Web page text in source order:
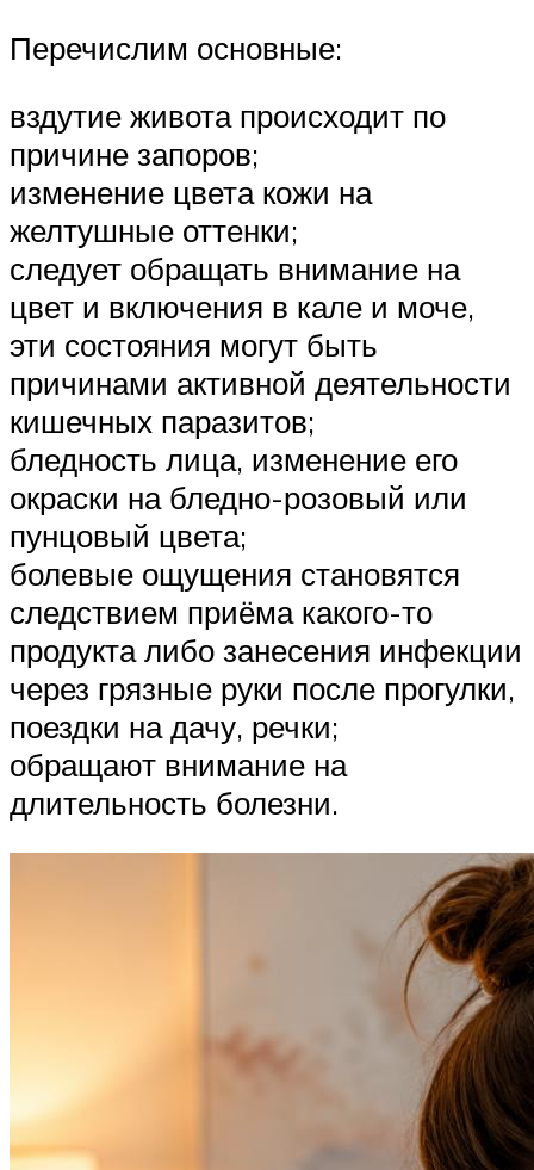
Перечислим основные:
вздутие живота происходит по
причине запоров;
изменение цвета кожи на
желтушные оттенки;
следует обращать внимание на
цвет и включения в кале и моче,
эти состояния могут быть
причинами активной деятельности
кишечных паразитов;
бледность лица, изменение его
окраски на бледно-розовый или
пунцовый цвета;
болевые ощущения становятся
следствием приёма какого-то
продукта либо занесения инфекции
через грязные руки после прогулки,
поездки на дачу, речки;
обращают внимание на
длительность болезни.